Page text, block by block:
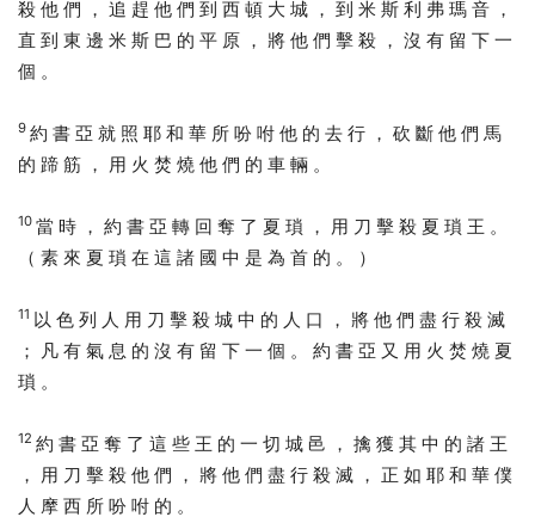
殺 他 們 ， 追 趕 他 們 到 西 頓 大 城 ， 到 米 斯 利 弗 瑪 音 ，
直 到 東 邊 米 斯 巴 的 平 原 ， 將 他 們 擊 殺 ， 沒 有 留 下 一
個 。
9 約 書 亞 就 照 耶 和 華 所 吩 咐 他 的 去 行 ， 砍 斷 他 們 馬
的 蹄 筋 ， 用 火 焚 燒 他 們 的 車 輛 。
10 當 時 ， 約 書 亞 轉 回 奪 了 夏 瑣 ， 用 刀 擊 殺 夏 瑣 王 。
（ 素 來 夏 瑣 在 這 諸 國 中 是 為 首 的 。 ）
11 以 色 列 人 用 刀 擊 殺 城 中 的 人 口 ， 將 他 們 盡 行 殺 滅
； 凡 有 氣 息 的 沒 有 留 下 一 個 。 約 書 亞 又 用 火 焚 燒 夏
瑣 。
12 約 書 亞 奪 了 這 些 王 的 一 切 城 邑 ， 擒 獲 其 中 的 諸 王
， 用 刀 擊 殺 他 們 ， 將 他 們 盡 行 殺 滅 ， 正 如 耶 和 華 僕
人 摩 西 所 吩 咐 的 。